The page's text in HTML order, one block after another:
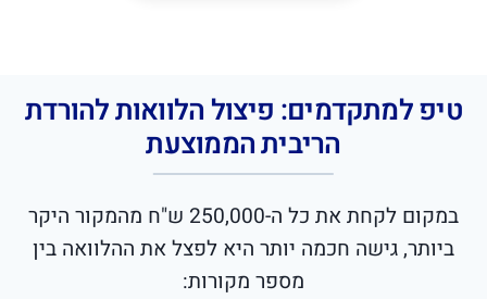
טיפ למתקדמים: פיצול הלוואות להורדת
הריבית הממוצעת
במקום לקחת את כל ה-250,000 ש"ח מהמקור היקר
ביותר, גישה חכמה יותר היא לפצל את ההלוואה בין
מספר מקורות: